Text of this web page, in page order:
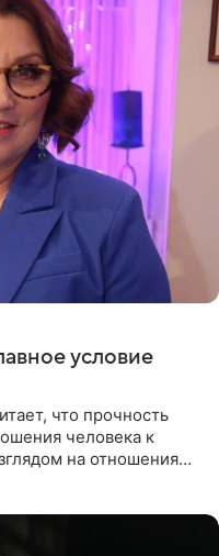
условие
что прочность
человека к
на отношения